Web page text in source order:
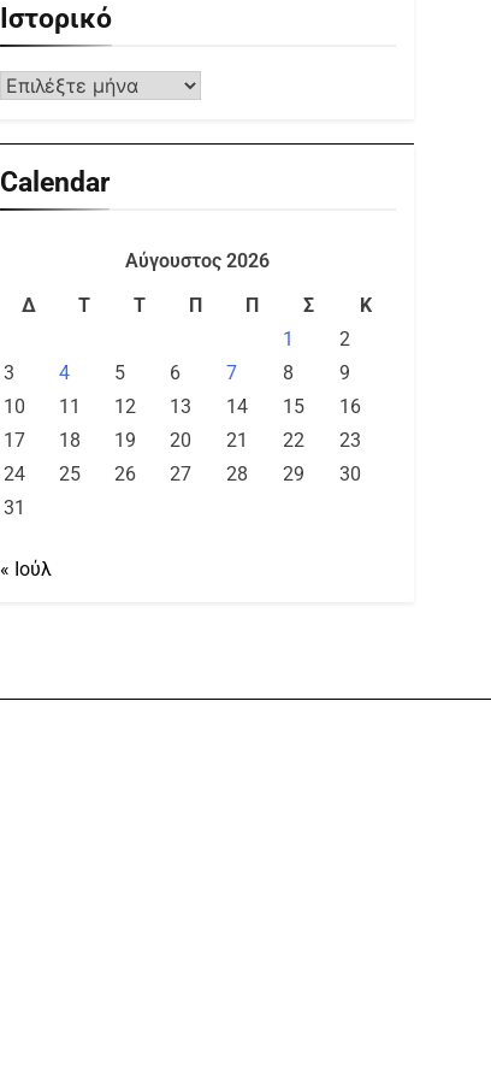
Ιστορικό
Calendar
Αύγουστος 2026
Δ
Τ Τ Π Π Σ
Κ
1
2
3
4 5 6 7 8
9
10
11 12 13 14 15
16
17
18 19 20 21 22
23
24
25 26 27 28 29
30
31
« Ιούλ